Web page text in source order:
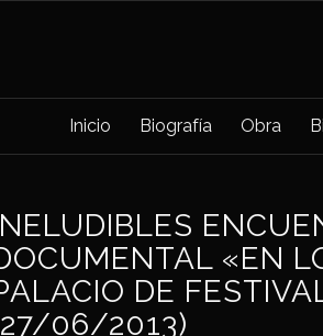
Inicio Biografía Obra
«EN
DE
06/2013)